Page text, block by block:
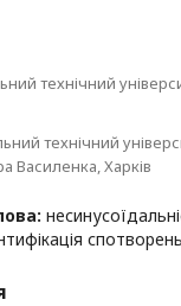
технічний
технічний
Василенка, Харків
спотворень